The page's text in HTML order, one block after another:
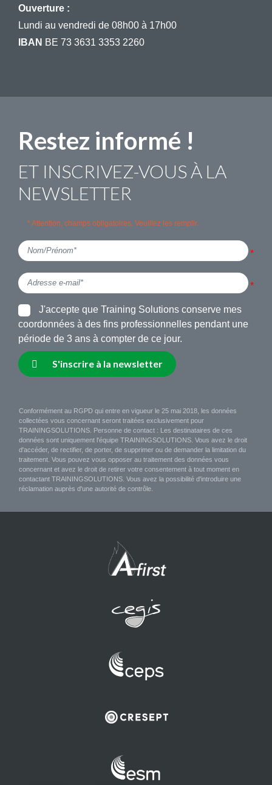
Ouverture :
​​​​​​​Lundi au vendredi de 08h00 à 17h00
IBAN BE 73 3631 3353 2260
Restez informé !
ET INSCRIVEZ-VOUS À LA
NEWSLETTER
* Attention, champs obligatoires. Veuillez les remplir.
J'accepte que Training Solutions conserve mes
coordonnées à des fins professionnelles pendant une
période de 3 ans à compter de ce jour.
S'inscrire à la newsletter
Conformément au RGPD qui entre en vigueur le 25 mai 2018, les données
collectées vous concernant seront traitées exclusivement pour
TRAININGSOLUTIONS. Personne de contact : Les destinataires de ces
données sont uniquement l'équipe TRAININGSOLUTIONS. Vous avez le droit
d'accéder, de rectifier, de porter, de supprimer ou de demander la limitation du
traitement. Vous pouvez vous opposer au traitement des données vous
concernant et avez le droit de retirer votre consentement à tout moment en
contactant TRAININGSOLUTIONS. Vous avez la possibilité d'introduire une
réclamation auprès d'une autorité de contrôle.